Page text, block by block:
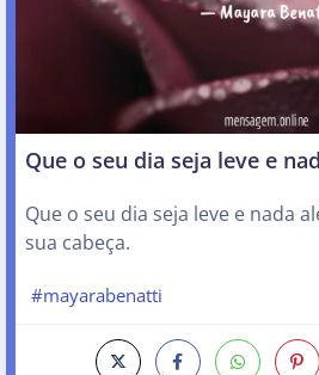
Que o seu dia seja leve e
Que o seu dia seja leve e nada
sua cabeça.
#mayarabenatti